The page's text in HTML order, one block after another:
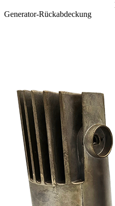
Generator-Rückabdeckung